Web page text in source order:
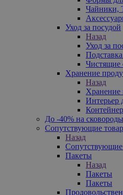
Чайники,
Уход за посудой
Назад
Уход за
Чистящие
Хранение
Назад
Хранение
Интерьер
До -40% на сковороды
Сопутствующие
Назад
Пакеты
Назад
Пакеты
Пакеты